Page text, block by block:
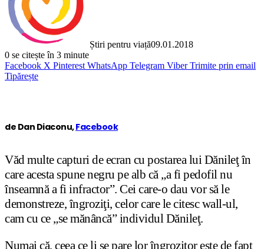
Știri pentru viață09.01.2018
0 se citește în 3 minute
Facebook X Pinterest WhatsApp Telegram Viber Trimite prin email
Tipărește
de Dan Diaconu,Facebook
Văd multe capturi de ecran cu postarea lui Dănileţ în
care acesta spune negru pe alb că „a fi pedofil nu
înseamnă a fi infractor”. Cei care-o dau vor să le
demonstreze, îngroziţi, celor care le citesc wall-ul,
cam cu ce „se mănâncă” individul Dănileţ.
Numai că, ceea ce li se pare lor îngrozitor este de fapt